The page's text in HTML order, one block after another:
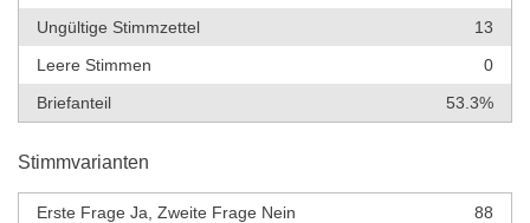
Ungültige Stimmzettel
13
Leere Stimmen
0
Briefanteil
53.3%
Stimmvarianten
Erste Frage Ja, Zweite Frage Nein
88